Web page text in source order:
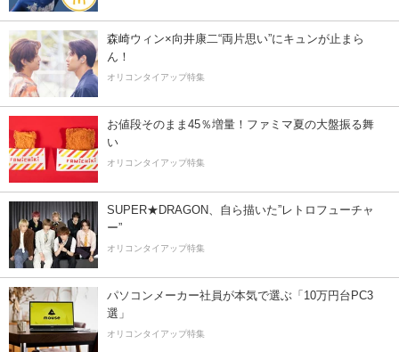
森崎ウィン×向井康二“両片思い”にキュンが止まら
ん！
オリコンタイアップ特集
お値段そのまま45％増量！ファミマ夏の大盤振る舞
い
オリコンタイアップ特集
SUPER★DRAGON、自ら描いた”レトロフューチャ
ー”
オリコンタイアップ特集
パソコンメーカー社員が本気で選ぶ「10万円台PC3
選」
オリコンタイアップ特集